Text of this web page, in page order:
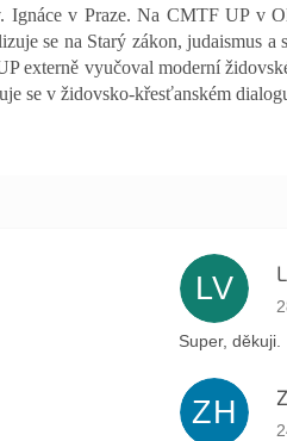
Ignáce v Praze. Na CMTF UP v
se na Starý zákon, judaismus
externě vyučoval moderní
se v židovsko-křesťanském
LV
Super, děkuji.
ZH